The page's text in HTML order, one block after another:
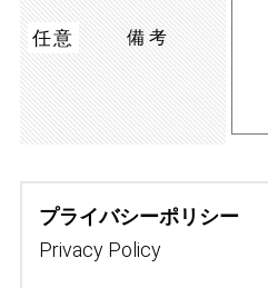
任意 備考
プライバシーポリシー
Privacy Policy